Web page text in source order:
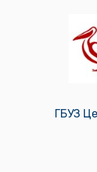
ГБУЗ